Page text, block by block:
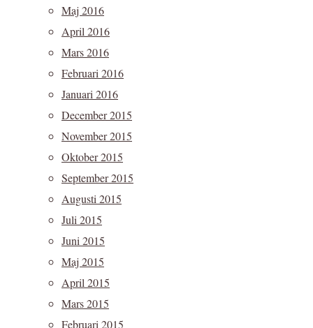
Maj 2016
April 2016
Mars 2016
Februari 2016
Januari 2016
December 2015
November 2015
Oktober 2015
September 2015
Augusti 2015
Juli 2015
Juni 2015
Maj 2015
April 2015
Mars 2015
Februari 2015